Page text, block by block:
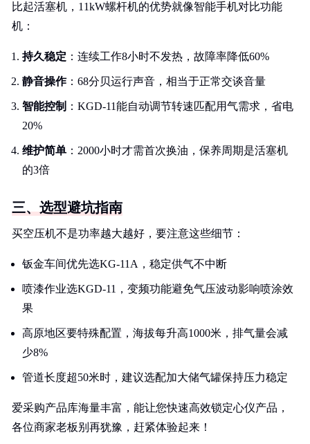
比起活塞机，11kW螺杆机的优势就像智能手机对比功能
机：
持久稳定 ：连续工作8小时不发热，故障率降低60%
静音操作：68分贝运行声音，相当于正常交谈音量
智能控制 ：KGD-11能自动调节转速匹配用气需求，省电
20%
维护简单 ：2000小时才需首次换油，保养周期是活塞机
的3倍
三、选型避坑指南
买空压机不是功率越大越好，要注意这些细节：
钣金车间优先选KG-11A，稳定供气不中断
喷漆作业选KGD-11，变频功能避免气压波动影响喷涂效
果
高原地区要特殊配置，海拔每升高1000米，排气量会减
少8%
管道长度超50米时，建议选配加大储气罐保持压力稳定
爱采购产品库海量丰富，能让您快速高效锁定心仪产品，
各位商家老板别再犹豫，赶紧体验起来！